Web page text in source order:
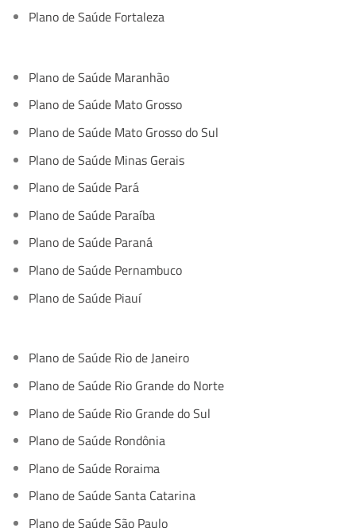
Plano de Saúde Fortaleza
Plano de Saúde Maranhão
Plano de Saúde Mato Grosso
Plano de Saúde Mato Grosso do Sul
Plano de Saúde Minas Gerais
Plano de Saúde Pará
Plano de Saúde Paraíba
Plano de Saúde Paraná
Plano de Saúde Pernambuco
Plano de Saúde Piauí
Plano de Saúde Rio de Janeiro
Plano de Saúde Rio Grande do Norte
Plano de Saúde Rio Grande do Sul
Plano de Saúde Rondônia
Plano de Saúde Roraima
Plano de Saúde Santa Catarina
Plano de Saúde São Paulo